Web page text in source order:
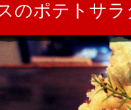
のポテトサラ